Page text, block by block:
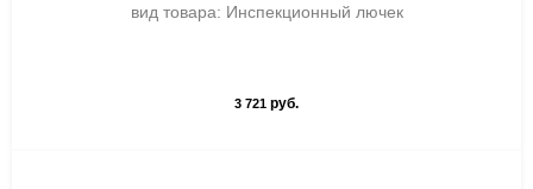
вид товара: Инспекционный лючек
3 721 руб.